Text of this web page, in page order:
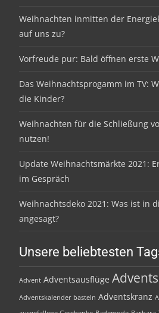
Weihnachten inmitten der
auf uns zu?
Vorfreude pur: Bald öffnen erste
Das Weihnachtsprogamm im TV:
die Kinder?
Weihnachten für die Schließung
nutzen!
Update Weihnachtsmärkte 2021:
im Gespräch
Weihnachtsdeko 2021: Was ist in
angesagt?
Unsere beliebtesten
Advent Adventsausflüge
Adventskalender basteln Adventskranz